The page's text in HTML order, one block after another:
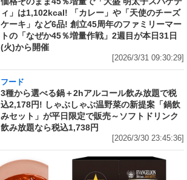
ィ」は1,102kcal! 「カレー」や「天使のチーズ
ケーキ」など6品! 創立45周年のファミリーマー
トの「なぜか45％増量作戦」2週目が本日31日
(火)から開催
[2026/3/31 09:30:29]
フード
3種から選べる鍋＋2hアルコール飲み放題で税
込2,178円! しゃぶしゃぶ温野菜の新提案「鍋飲
みセット」が平日限定で販売～ソフトドリンク
飲み放題なら税込1,738円
[2026/3/30 23:45:36]